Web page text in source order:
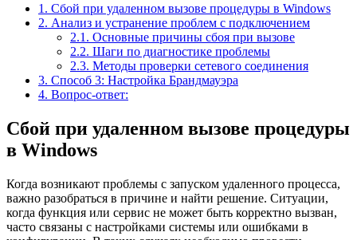
1. Сбой при удаленном вызове процедуры в Windows
2. Анализ и устранение проблем с подключением
2.1. Основные причины сбоя при вызове
2.2. Шаги по диагностике проблемы
2.3. Методы проверки сетевого соединения
3. Способ 3: Настройка Брандмауэра
4. Вопрос-ответ:
Сбой при удаленном вызове процедуры
в Windows
Когда возникают проблемы с запуском удаленного процесса,
важно разобраться в причине и найти решение. Ситуации,
когда функция или сервис не может быть корректно вызван,
часто связаны с настройками системы или ошибками в